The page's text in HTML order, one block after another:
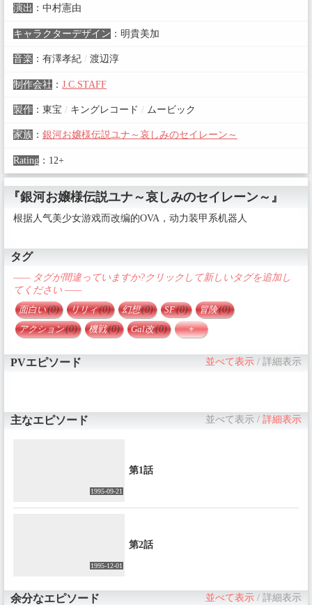
演出 ： 中村憲由
キャラクターデザイン ： 明貴美加
音楽 ： 有澤孝紀 /渡辺淳
制作会社 ： J.C.STAFF
製作： 東宝 /キングレコード /ムービック
家族： 銀河お嬢様伝説ユナ～哀しみのセイレーン～
Rating： 12+
『銀河お嬢様伝説ユナ～哀しみのセイレーン～』
根据人气美少女游戏而改编的OVA，动力装甲系机器人
タグ
—— タグが間違っていますか?クリックして新しいタグを追加し
てください ——
面白い(0) リリィ(0) 幻想(0) SF(0) 冒険(0)
アクション(0) 機戦(0) Gal改(0) +
PVエピソード 並べて表示 /詳細表示
主なエピソード 並べて表示 /詳細表示
1995-09-21
第1話
1995-12-01
第2話
余分なエピソード 並べて表示 /詳細表示